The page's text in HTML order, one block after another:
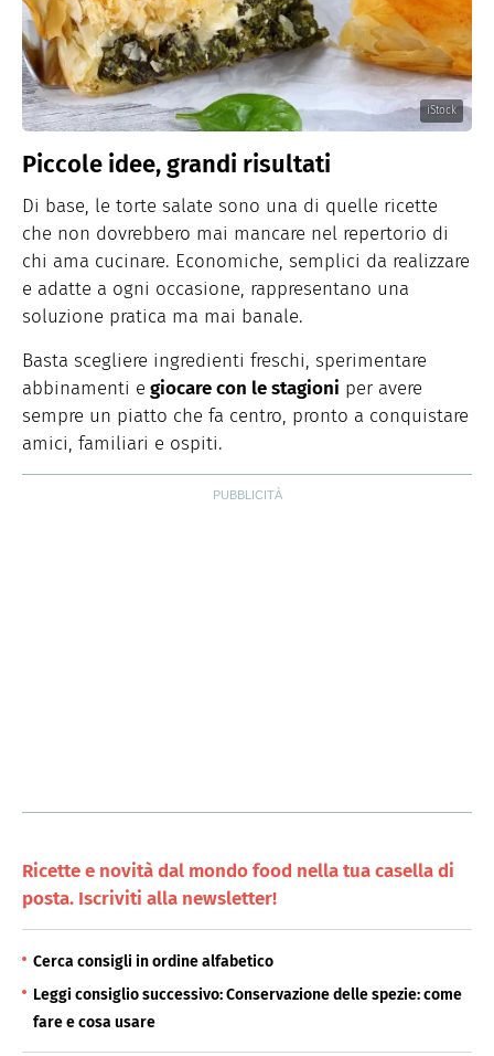
iStock
Piccole idee, grandi risultati
Di base, le torte salate sono una di quelle ricette
che non dovrebbero mai mancare nel repertorio di
chi ama cucinare. Economiche, semplici da realizzare
e adatte a ogni occasione, rappresentano una
soluzione pratica ma mai banale.
Basta scegliere ingredienti freschi, sperimentare
abbinamenti e giocare con le stagioni per avere
sempre un piatto che fa centro, pronto a conquistare
amici, familiari e ospiti.
Ricette e novità dal mondo food nella tua casella di
posta. Iscriviti alla newsletter!
Cerca consigli in ordine alfabetico
Leggi consiglio successivo: Conservazione delle spezie: come
fare e cosa usare